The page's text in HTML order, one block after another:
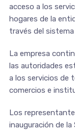
acceso a los
hogares de la
través del sistema
La empresa
las autoridades
a los servicios de
comercios e
Los
inauguración de la